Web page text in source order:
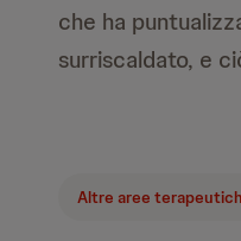
che ha
surriscaldato, e
Altre aree